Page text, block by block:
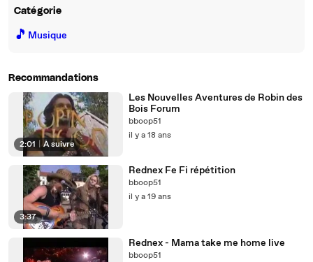
Catégorie
🎵 Musique
Recommandations
2:01 À suivre
Les Nouvelles Aventures de Robin des
Bois Forum
bboop51
il y a 18 ans
3:37
Rednex Fe Fi répétition
bboop51
il y a 19 ans
Rednex - Mama take me home live
bboop51